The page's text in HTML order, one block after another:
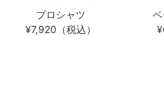
プロシャツ
¥7,920（税込）